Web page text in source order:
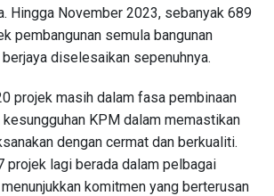
Hingga November 2023, sebanyak 689
pembangunan semula bangunan
diselesaikan sepenuhnya.
projek masih dalam fasa pembinaan
KPM dalam memastikan
dengan cermat dan berkualiti.
projek lagi berada dalam pelbagai
komitmen yang berterusan